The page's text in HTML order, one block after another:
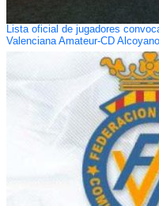
Lista oficial de jugadores
Valenciana Amateur-CD Alcoyano